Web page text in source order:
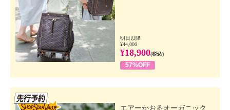
明日以降
¥44,000
¥18,900(税込)
57%OFF
エアーかおるオーガニック